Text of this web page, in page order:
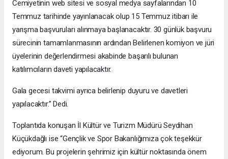
Cemiyetinin web sitesi ve sosyal medya sayfalarından 10
Temmuz tarihinde yayınlanacak olup 15 Temmuz itibarı ile
yarışma başvuruları alınmaya başlanacaktır. 30 günlük başvuru
sürecinin tamamlanmasının ardından Belirlenen komiyon ve jüri
üyelerinin değerlendirmesi akabinde başarılı bulunan
katılımcıların daveti yapılacaktır.
Gala gecesi takvimi ayrıca belirlenip duyuru ve davetleri
yapılacaktır.” Dedi.
Toplantıda konuşan İl Kültür ve Turizm Müdürü Seydihan
Küçükdağlı ise “Gençlik ve Spor Bakanlığımıza çok teşekkür
ediyorum. Bu projelerin şehrimiz için kültür noktasında önem